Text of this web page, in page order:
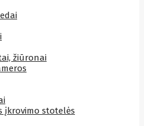
žiūronai
įkrovimo stotelės